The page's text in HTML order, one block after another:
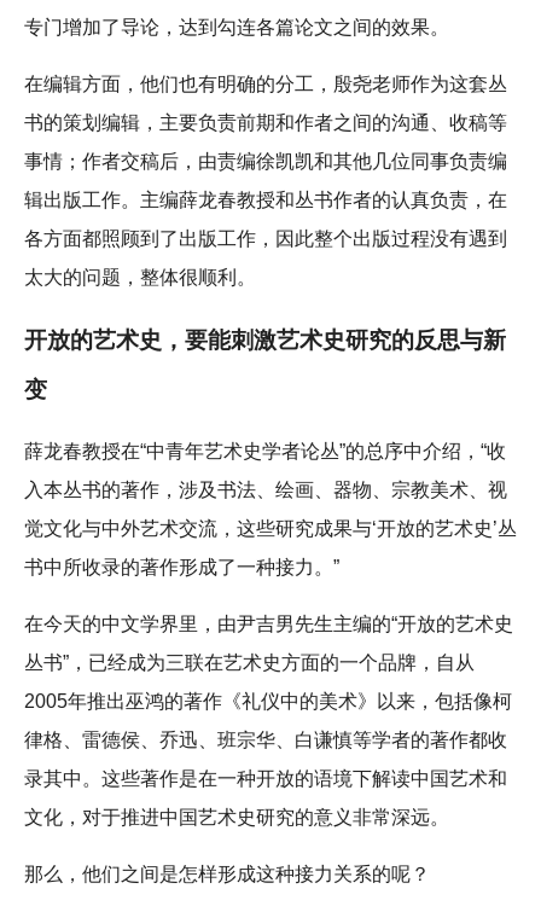
专门增加了导论，达到勾连各篇论文之间的效果。
在编辑方面，他们也有明确的分工，殷尧老师作为这套丛
书的策划编辑，主要负责前期和作者之间的沟通、收稿等
事情；作者交稿后，由责编徐凯凯和其他几位同事负责编
辑出版工作。主编薛龙春教授和丛书作者的认真负责，在
各方面都照顾到了出版工作，因此整个出版过程没有遇到
太大的问题，整体很顺利。
开放的艺术史，要能刺激艺术史研究的反思与新
变
薛龙春教授在“中青年艺术史学者论丛”的总序中介绍，“收
入本丛书的著作，涉及书法、绘画、器物、宗教美术、视
觉文化与中外艺术交流，这些研究成果与‘开放的艺术史’丛
书中所收录的著作形成了一种接力。”
在今天的中文学界里，由尹吉男先生主编的“开放的艺术史
丛书”，已经成为三联在艺术史方面的一个品牌，自从
2005年推出巫鸿的著作《礼仪中的美术》以来，包括像柯
律格、雷德侯、乔迅、班宗华、白谦慎等学者的著作都收
录其中。这些著作是在一种开放的语境下解读中国艺术和
文化，对于推进中国艺术史研究的意义非常深远。
那么，他们之间是怎样形成这种接力关系的呢？